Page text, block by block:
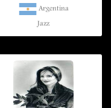
Argentina
Jazz